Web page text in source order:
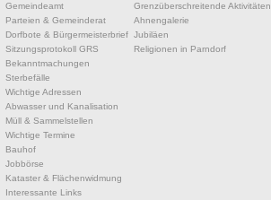
Gemeindeamt
Parteien & Gemeinderat
Dorfbote & Bürgermeisterbrief
Sitzungsprotokoll GRS
Bekanntmachungen
Sterbefälle
Wichtige Adressen
Abwasser und Kanalisation
Müll & Sammelstellen
Wichtige Termine
Bauhof
Jobbörse
Kataster & Flächenwidmung
Interessante Links
Grenzüberschreitende Aktivitäten
Ahnengalerie
Jubiläen
Religionen in Parndorf